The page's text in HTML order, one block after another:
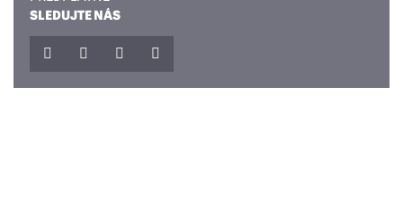
SLEDUJTE NÁS